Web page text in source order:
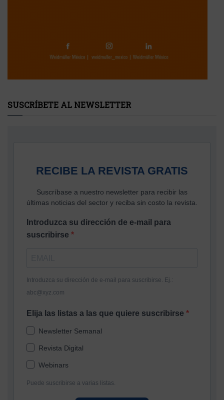
SUSCRÍBETE AL NEWSLETTER
RECIBE LA REVISTA GRATIS
Suscríbase a nuestro newsletter para recibir las
últimas noticias del sector y reciba sin costo la revista.
Introduzca su dirección de e-mail para
suscribirse
Introduzca su dirección de e-mail para suscribirse. Ej.:
abc@xyz.com
Elija las listas a las que quiere suscribirse
Newsletter Semanal
Revista Digital
Webinars
Puede suscribirse a varias listas.